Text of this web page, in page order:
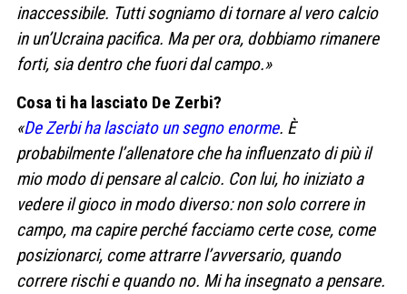
inaccessibile. Tutti sogniamo di tornare al vero calcio
in un’Ucraina pacifica. Ma per ora, dobbiamo rimanere
forti, sia dentro che fuori dal campo.»
Cosa ti ha lasciato De Zerbi?
«De Zerbi ha lasciato un segno enorme. È
probabilmente l’allenatore che ha influenzato di più il
mio modo di pensare al calcio. Con lui, ho iniziato a
vedere il gioco in modo diverso: non solo correre in
campo, ma capire perché facciamo certe cose, come
posizionarci, come attrarre l’avversario, quando
correre rischi e quando no. Mi ha insegnato a pensare.